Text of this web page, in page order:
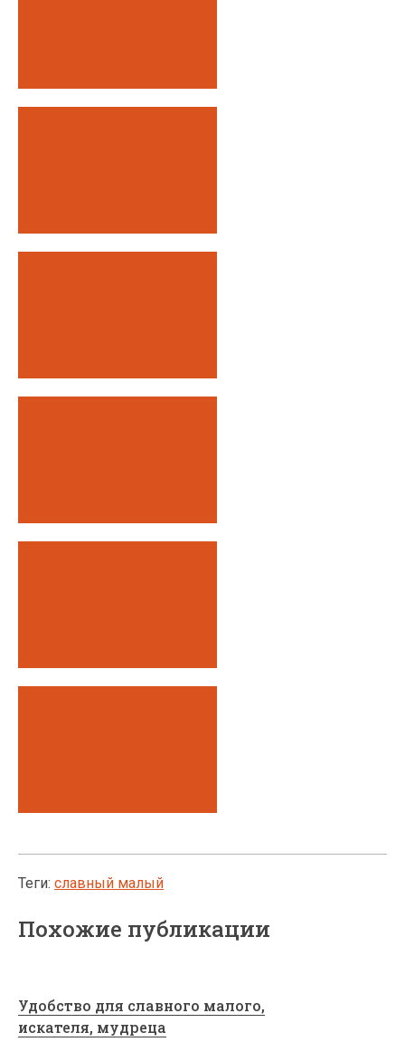
Теги: славный малый
Похожие публикации
Удобство для славного малого,
искателя, мудреца